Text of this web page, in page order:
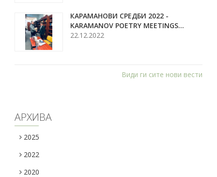
КАРАМАНОВИ СРЕДБИ 2022 -
KARAMANOV POETRY MEETINGS...
22.12.2022
Види ги сите нови вести
АРХИВА
2025
2022
2020